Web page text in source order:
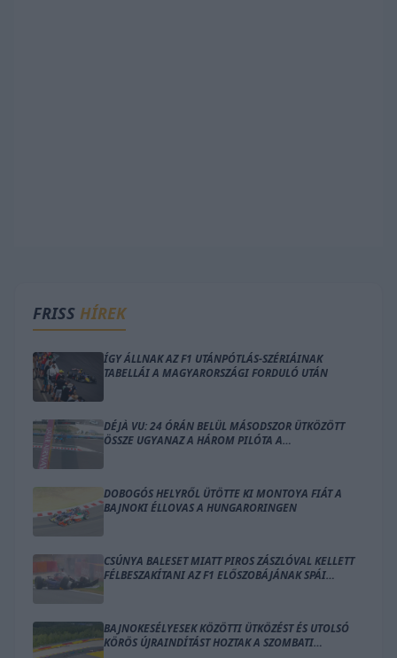
FRISS HÍREK
ÍGY ÁLLNAK AZ F1 UTÁNPÓTLÁS-SZÉRIÁINAK
TABELLÁI A MAGYARORSZÁGI FORDULÓ UTÁN
DÉJÀ VU: 24 ÓRÁN BELÜL MÁSODSZOR ÜTKÖZÖTT
ÖSSZE UGYANAZ A HÁROM PILÓTA A
DOBOGÓS HELYRŐL ÜTÖTTE KI MONTOYA FIÁT A
BAJNOKI ÉLLOVAS A HUNGARORINGEN
CSÚNYA BALESET MIATT PIROS ZÁSZLÓVAL KELLETT
FÉLBESZAKÍTANI AZ F1 ELŐSZOBÁJÁNAK SPÁI
BAJNOKESÉLYESEK KÖZÖTTI ÜTKÖZÉST ÉS UTOLSÓ
KÖRÖS ÚJRAINDÍTÁST HOZTAK A SZOMBATI